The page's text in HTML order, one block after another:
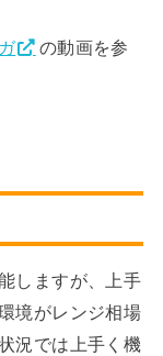
の動画を参
しますが、上手
境がレンジ相場
況では上手く機